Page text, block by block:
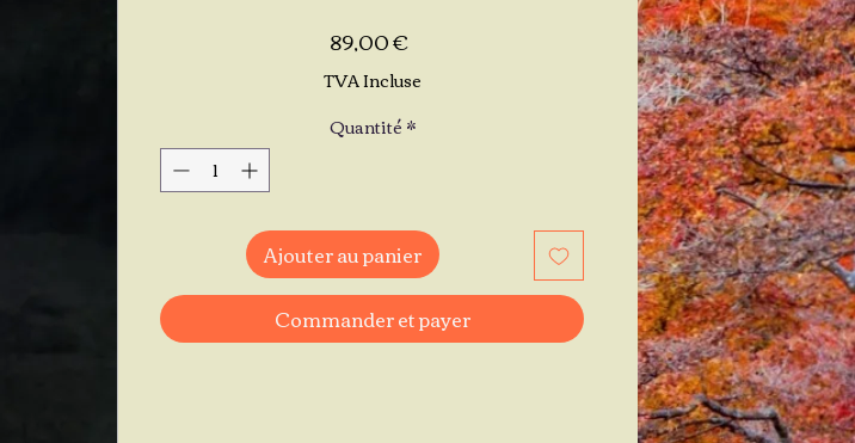
89,00 €Prix
TVA Incluse
Quantité*
Ajouter au panier
Commander et payer